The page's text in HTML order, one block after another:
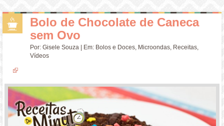
Bolo de Chocolate de Caneca
sem Ovo
Por:Gisele Souza | Em: Bolos e Doces, Microondas, Receitas,
Vídeos